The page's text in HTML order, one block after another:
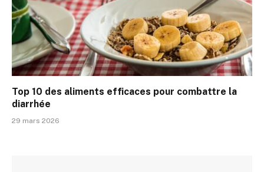
Top 10 des aliments efficaces pour combattre la
diarrhée
29 mars 2026